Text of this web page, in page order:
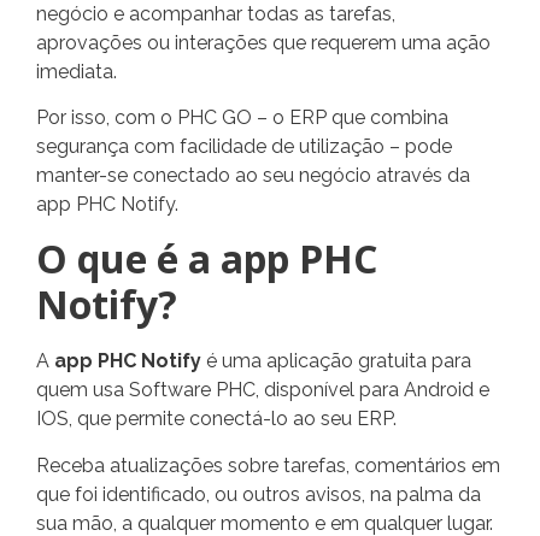
negócio e acompanhar todas as tarefas,
aprovações ou interações que requerem uma ação
imediata.
Por isso, com o PHC GO – o ERP que combina
segurança com facilidade de utilização – pode
manter-se conectado ao seu negócio através da
app PHC Notify.
O que é a app PHC
Notify?
A app PHC Notify é uma aplicação gratuita para
quem usa Software PHC, disponível para Android e
IOS, que permite conectá-lo ao seu ERP.
Receba atualizações sobre tarefas, comentários em
que foi identificado, ou outros avisos, na palma da
sua mão, a qualquer momento e em qualquer lugar.